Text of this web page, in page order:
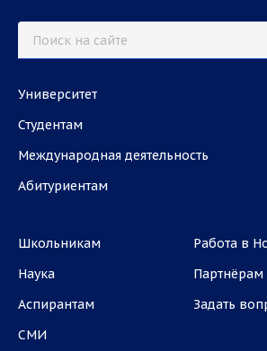
Университет
Студентам
Международная деятельность
Абитуриентам
Школьникам
Наука
Аспирантам
СМИ
Работа в
Партнёрам
Задать